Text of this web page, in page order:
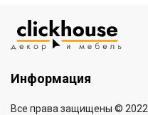
Информация
Все права защищены © 2022